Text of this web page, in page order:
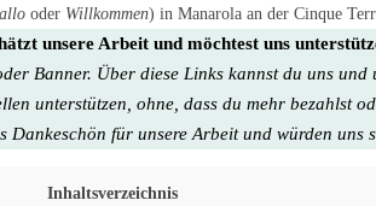
oder Willkommen) in Manarola an der Cinque
unsere Arbeit und möchtest uns
Banner. Über diese Links kannst du uns und
unterstützen, ohne, dass du mehr bezahlst
Dankeschön für unsere Arbeitund würden uns
Inhaltsverzeichnis